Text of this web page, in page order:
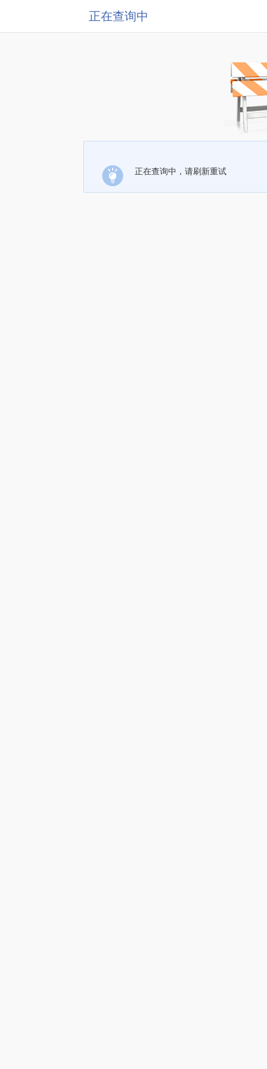
正在查询中
正在查询中，请刷新重试